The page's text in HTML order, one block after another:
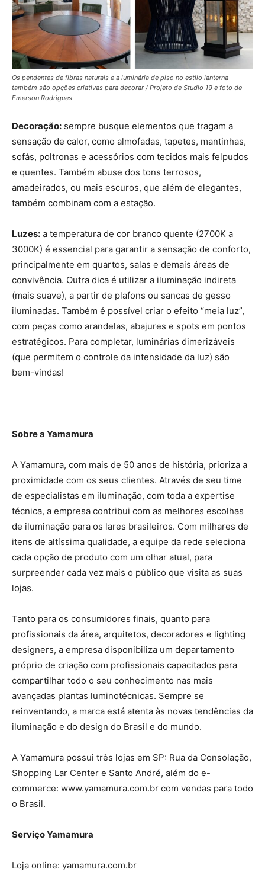
Os pendentes de fibras naturais e a luminária de piso no estilo lanterna
também são opções criativas para decorar / Projeto de Studio 19 e foto de
Emerson Rodrigues
Decoração: sempre busque elementos que tragam a
sensação de calor, como almofadas, tapetes, mantinhas,
sofás, poltronas e acessórios com tecidos mais felpudos
e quentes. Também abuse dos tons terrosos,
amadeirados, ou mais escuros, que além de elegantes,
também combinam com a estação.
Luzes: a temperatura de cor branco quente (2700K a
3000K) é essencial para garantir a sensação de conforto,
principalmente em quartos, salas e demais áreas de
convivência. Outra dica é utilizar a iluminação indireta
(mais suave), a partir de plafons ou sancas de gesso
iluminadas. Também é possível criar o efeito “meia luz”,
com peças como arandelas, abajures e spots em pontos
estratégicos. Para completar, luminárias dimerizáveis
(que permitem o controle da intensidade da luz) são
bem-vindas!
Sobre a Yamamura
A Yamamura, com mais de 50 anos de história, prioriza a
proximidade com os seus clientes. Através de seu time
de especialistas em iluminação, com toda a expertise
técnica, a empresa contribui com as melhores escolhas
de iluminação para os lares brasileiros. Com milhares de
itens de altíssima qualidade, a equipe da rede seleciona
cada opção de produto com um olhar atual, para
surpreender cada vez mais o público que visita as suas
lojas.
Tanto para os consumidores finais, quanto para
profissionais da área, arquitetos, decoradores e lighting
designers, a empresa disponibiliza um departamento
próprio de criação com profissionais capacitados para
compartilhar todo o seu conhecimento nas mais
avançadas plantas luminotécnicas. Sempre se
reinventando, a marca está atenta às novas tendências da
iluminação e do design do Brasil e do mundo.
A Yamamura possui três lojas em SP: Rua da Consolação,
Shopping Lar Center e Santo André, além do e-
commerce: www.yamamura.com.br com vendas para todo
o Brasil.
Serviço Yamamura
Loja online: yamamura.com.br